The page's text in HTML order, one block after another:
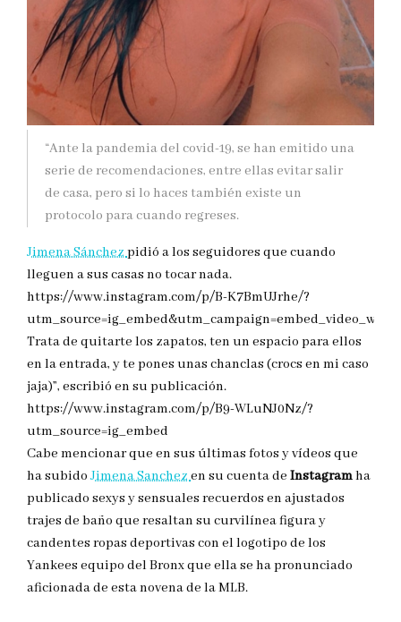
“Ante la pandemia del covid-19, se han emitido una
serie de recomendaciones, entre ellas evitar salir
de casa, pero si lo haces también existe un
protocolo para cuando regreses.
Jimena Sánchezpidió a los seguidores que cuando
lleguen a sus casas no tocar nada.
https://www.instagram.com/p/B-K7BmUJrhe/?
Trata de quitarte los zapatos, ten un espacio para ellos
en la entrada, y te pones unas chanclas (crocs en mi caso
jaja)”, escribió en su publicación.
https://www.instagram.com/p/B9-WLuNJ0Nz/?
utm_source=ig_embed
Cabe mencionar que en sus últimas fotos y vídeos que
ha subido Jimena Sanchezen su cuenta de Instagramha
publicado sexys y sensuales recuerdos en ajustados
trajes de baño que resaltan su curvilínea figura y
candentes ropas deportivas con el logotipo de los
Yankees equipo del Bronx que ella se ha pronunciado
aficionada de esta novena de la MLB.